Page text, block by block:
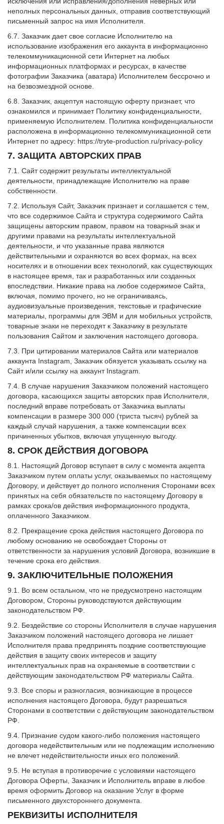
неполных персональных данных, отправив соответствующий
письменный запрос на имя Исполнителя.
6.7. Заказчик дает свое согласие Исполнителю на
использование изображения его аккаунта в информационно
телекоммуникационной сети Интернет на любых
информационных платформах и ресурсах, в качестве
фотографии Заказчика (аватара) Исполнителем бессрочно и
на безвозмездной основе.
6.8. Заказчик, акцептуя настоящую оферту признает, что
ознакомился и принимает Политику конфиденциальности,
применяемую Исполнителем. Политика конфиденциальности
расположена в информационно телекоммуникационной сети
Интернет по адресу: https://tryte-production.ru/privacy-policy
7. ЗАЩИТА АВТОРСКИХ ПРАВ
7.1. Сайт содержит результаты интеллектуальной
деятельности, принадлежащие Исполнителю на праве
собственности.
7.2. Используя Сайт, Заказчик признает и соглашается с тем,
что все содержимое Сайта и структура содержимого Сайта
защищены авторским правом, правом на товарный знак и
другими правами на результаты интеллектуальной
деятельности, и что указанные права являются
действительными и охраняются во всех формах, на всех
носителях и в отношении всех технологий, как существующих
в настоящее время, так и разработанных или созданных
впоследствии. Никакие права на любое содержимое Сайта,
включая, помимо прочего, но не ограничиваясь,
аудиовизуальные произведения, текстовые и графические
материалы, программы для ЭВМ и для мобильных устройств,
товарные знаки не переходят к Заказчику в результате
пользования Сайтом и заключения настоящего договора.
7.3. При цитировании материалов Сайта или материалов
аккаунта Instagram, Заказчик обязуется указывать ссылку на
Сайт и/или ссылку на аккаунт Instagram.
7.4. В случае нарушения Заказчиком положений настоящего
договора, касающихся защиты авторских прав Исполнителя,
последний вправе потребовать от Заказчика выплаты
компенсации в размере 300 000 (триста тысяч) рублей за
каждый случай нарушения, а также компенсации всех
причиненных убытков, включая упущенную выгоду.
8. СРОК ДЕЙСТВИЯ ДОГОВОРА
8.1. Настоящий Договор вступает в силу с момента акцепта
Заказчиком путем оплаты услуг, оказываемых по настоящему
Договору, и действует до полного исполнения Сторонами всех
принятых на себя обязательств по настоящему Договору в
рамках срока/ов действия информационного продукта,
оплаченного Заказчиком.
8.2. Прекращение срока действия настоящего Договора по
любому основанию не освобождает Стороны от
ответственности за нарушения условий Договора, возникшие в
течение срока его действия.
9. ЗАКЛЮЧИТЕЛЬНЫЕ ПОЛОЖЕНИЯ
9.1. Во всем остальном, что не предусмотрено настоящим
Договором, Стороны руководствуются действующим
законодательством РФ.
9.2. Бездействие со стороны Исполнителя в случае нарушения
Заказчиком положений настоящего договора не лишает
Исполнителя права предпринять поздние соответствующие
действия в защиту своих интересов и защиту
интеллектуальных прав на охраняемые в соответствии с
действующим законодательством РФ материалы Сайта.
9.3. Все споры и разногласия, возникающие в процессе
исполнения настоящего Договора, будут разрешаться
Сторонами в соответствии с действующим законодательством
РФ.
9.4. Признание судом какого-либо положения настоящего
договора недействительным или не подлежащим исполнению
не влечет недействительности иных его положений.
9.5. Не вступая в противоречие с условиями настоящего
Договора Оферты, Заказчик и Исполнитель вправе в любое
время оформить Договор на оказание Услуг в форме
письменного двухстороннего документа.
РЕКВИЗИТЫ ИСПОЛНИТЕЛЯ